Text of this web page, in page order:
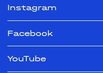
Instagram
Facebook
YouTube